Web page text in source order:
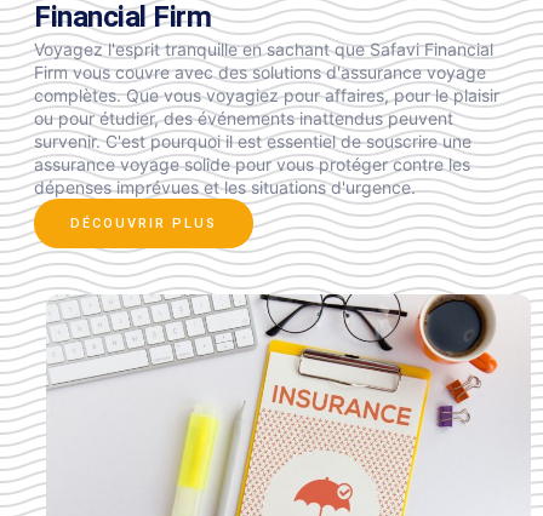
Financial Firm
Voyagez l'esprit tranquille en sachant que Safavi Financial
Firm vous couvre avec des solutions d'assurance voyage
complètes. Que vous voyagiez pour affaires, pour le plaisir
ou pour étudier, des événements inattendus peuvent
survenir. C'est pourquoi il est essentiel de souscrire une
assurance voyage solide pour vous protéger contre les
dépenses imprévues et les situations d'urgence.
DÉCOUVRIR PLUS